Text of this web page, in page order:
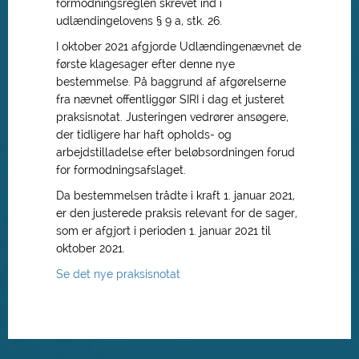
formodningsreglen skrevet ind i
udlændingelovens § 9 a, stk. 26.
I oktober 2021 afgjorde Udlændingenævnet de
første klagesager efter denne nye
bestemmelse. På baggrund af afgørelserne
fra nævnet offentliggør SIRI i dag et justeret
praksisnotat. Justeringen vedrører ansøgere,
der tidligere har haft opholds- og
arbejdstilladelse efter beløbsordningen forud
for formodningsafslaget.
Da bestemmelsen trådte i kraft 1. januar 2021,
er den justerede praksis relevant for de sager,
som er afgjort i perioden 1. januar 2021 til
oktober 2021.
Se det nye praksisnotat